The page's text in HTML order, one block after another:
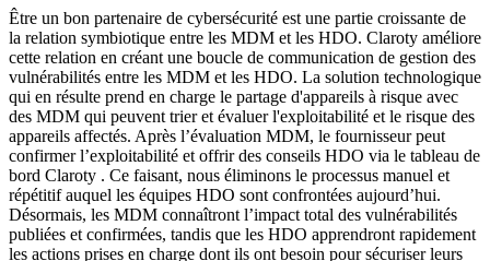
Être un bon partenaire de cybersécurité est une partie croissante de
la relation symbiotique entre les MDM et les HDO. Claroty améliore
cette relation en créant une boucle de communication de gestion des
vulnérabilités entre les MDM et les HDO. La solution technologique
qui en résulte prend en charge le partage d'appareils à risque avec
des MDM qui peuvent trier et évaluer l'exploitabilité et le risque des
appareils affectés. Après l’évaluation MDM, le fournisseur peut
confirmer l’exploitabilité et offrir des conseils HDO via le tableau de
bord Claroty . Ce faisant, nous éliminons le processus manuel et
répétitif auquel les équipes HDO sont confrontées aujourd’hui.
Désormais, les MDM connaîtront l’impact total des vulnérabilités
publiées et confirmées, tandis que les HDO apprendront rapidement
les actions prises en charge dont ils ont besoin pour sécuriser leurs